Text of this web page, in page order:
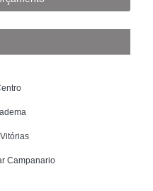
Campanario